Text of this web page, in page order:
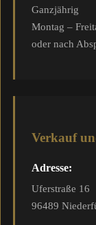
Ganzjährig
Montag –
oder nach
Verkauf
Adresse:
Uferstraße 16
96489